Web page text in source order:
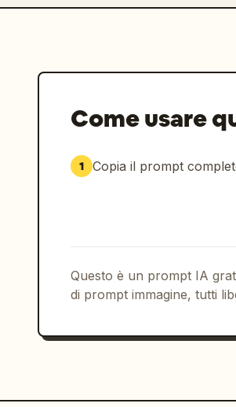
Come usare
1 Copia il prompt
Questo è un prompt IA
di prompt immagine, tutti